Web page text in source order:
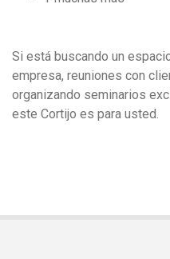
Si está buscando un
empresa, reuniones con
organizando seminarios
este Cortijo es para usted.